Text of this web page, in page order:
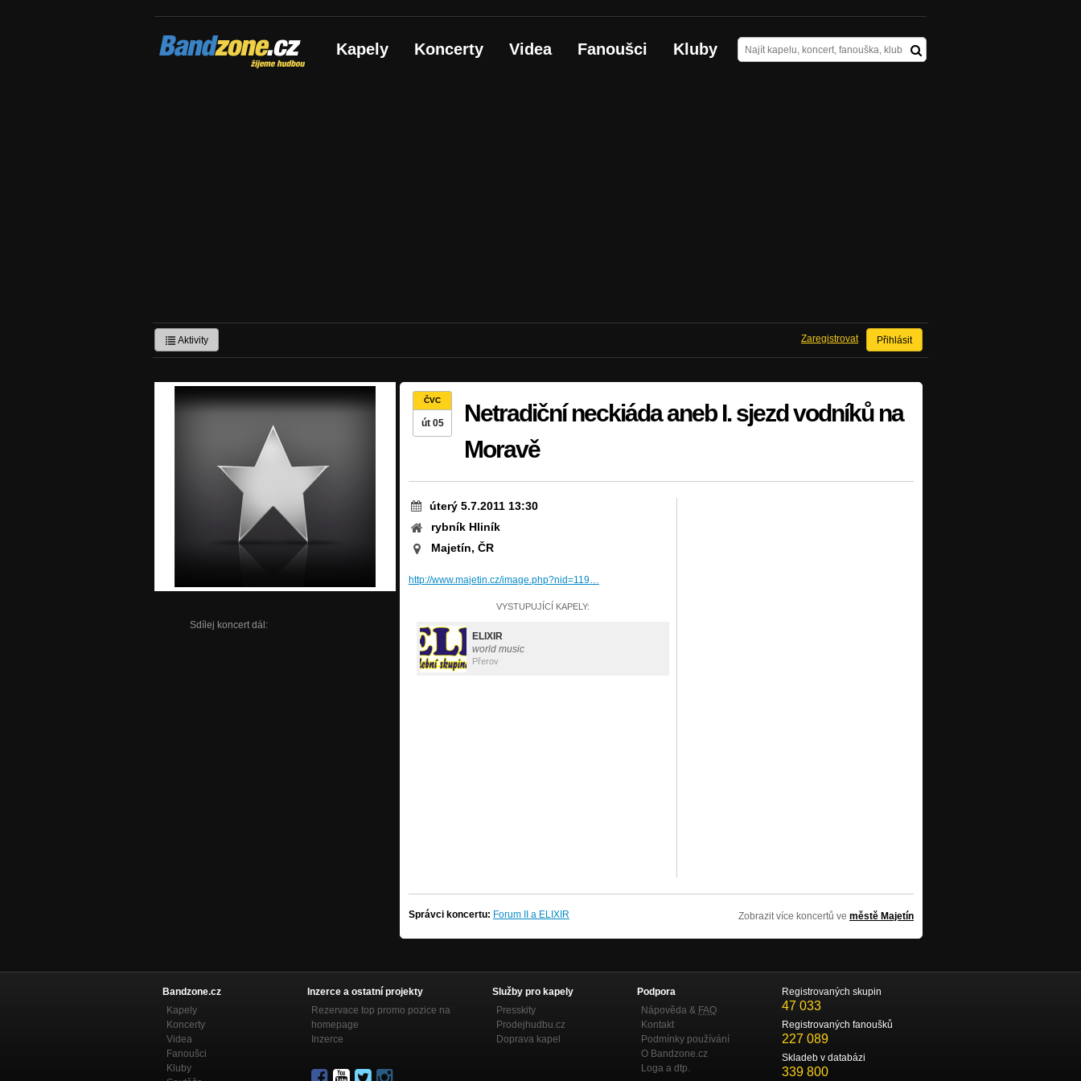
Bandzone.cz
žijeme hudbou Kapely Koncerty Videa Fanoušci Kluby
Aktivity Přihlásit
Zaregistrovat
Sdílej koncert dál:
ČVC
út 05
Netradiční neckiáda aneb I. sjezd vodníků na
Moravě
úterý 5.7.2011 13:30
rybník Hliník
Majetín, ČR
http://www.majetin.cz/image.php?nid=119…
VYSTUPUJÍCÍ KAPELY:
ELIXIR
world music
Přerov
Správci koncertu: Forum II a ELIXIR Zobrazit více koncertů ve městě Majetín
Bandzone.cz
Kapely
Koncerty
Videa
Fanoušci
Kluby
Inzerce a ostatní projekty
Rezervace top promo pozice na
homepage
Inzerce
Služby pro kapely
Presskity
Prodejhudbu.cz
Doprava kapel
Podpora
Nápověda & FAQ
Kontakt
Podmínky používání
O Bandzone.cz
Loga a dtp.
Registrovaných skupin
47 033
Registrovaných fanoušků
227 089
Skladeb v databázi
339 800